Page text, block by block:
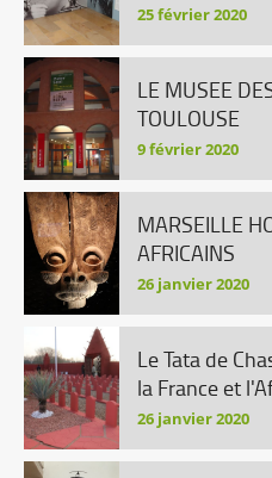
25 février 2020
LE MUSEE
TOULOUSE
9 février 2020
MARSEILLE
AFRICAINS
26 janvier 2020
Le Tata de
la France et
26 janvier 2020